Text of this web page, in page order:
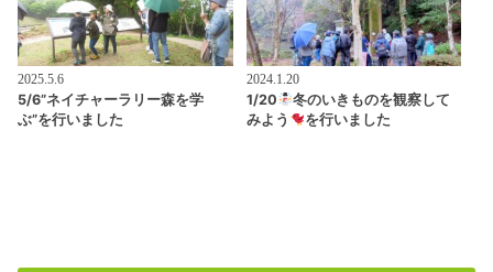
2025.5.6
5/6”ネイチャーラリー森を学
ぶ”を行いました
2024.1.20
1/20
冬のいきものを観察して
みよう
を行いました